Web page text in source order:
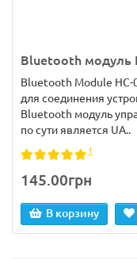
Bluetooth модуль
Bluetooth Module
для соединения
Bluetooth модуль
по сути является UA..
1
145.00грн
В корзину